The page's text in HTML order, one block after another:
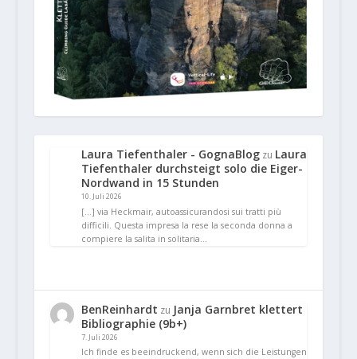
Laura Tiefenthaler - GognaBlogzu Laura
Tiefenthaler durchsteigt solo die Eiger-
Nordwand in 15 Stunden
10. Juli 2026
[…] via Heckmair, autoassicurandosi sui tratti più
difficili. Questa impresa la rese la seconda donna a
compiere la salita in solitaria…
BenReinhardt zu Janja Garnbret klettert
Bibliographie (9b+)
7. Juli 2026
Ich finde es beeindruckend, wenn sich die Leistungen